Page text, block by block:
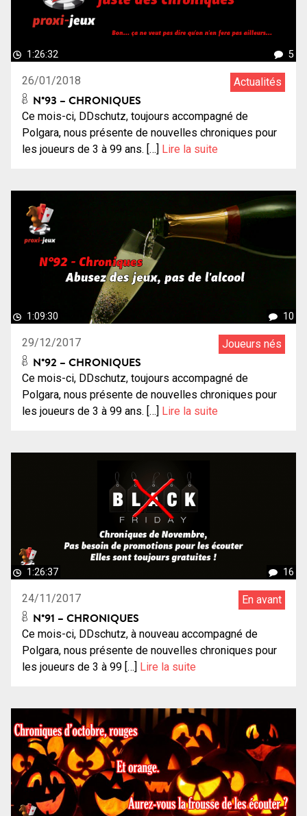
1:26:32 5
26/01/2018 Actualités
N°93 – CHRONIQUES
Ce mois-ci, DDschutz, toujours accompagné de
Polgara, nous présente de nouvelles chroniques pour
les joueurs de 3 à 99 ans. […] Lire la suite
1:09:30 10
29/12/2017 Joueurs nés
N°92 – CHRONIQUES
Ce mois-ci, DDschutz, toujours accompagné de
Polgara, nous présente de nouvelles chroniques pour
les joueurs de 3 à 99 ans. […]
Lire la suite
1:26:37 16
24/11/2017 En avant
N°91 – CHRONIQUES
Ce mois-ci, DDschutz, à nouveau accompagné de
Polgara, nous présente de nouvelles chroniques pour
les joueurs de 3 à 99 […] Lire la suite